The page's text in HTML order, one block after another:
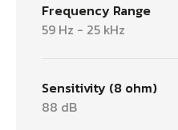
Frequency Range
59 Hz - 25 kHz
Sensitivity (8 ohm)
88 dB